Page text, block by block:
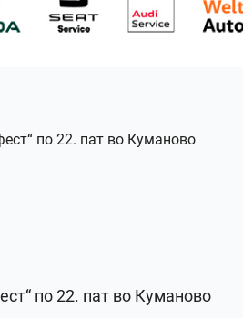
по 22. пат во Куманово